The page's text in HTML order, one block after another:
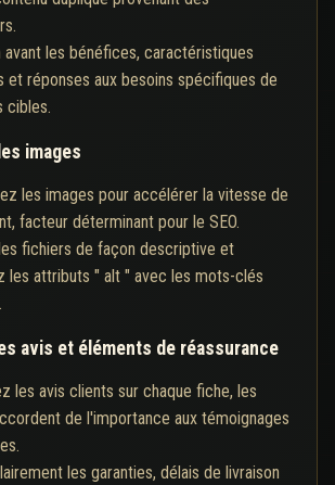
avant les bénéfices, caractéristiques
et réponses aux besoins spécifiques de
cibles.
images
les images pour accélérer la vitesse de
facteur déterminant pour le SEO.
fichiers de façon descriptive et
les attributs " alt " avec les mots-clés
avis et éléments de réassurance
les avis clients sur chaque fiche, les
de l'importance aux témoignages
les garanties, délais de livraison